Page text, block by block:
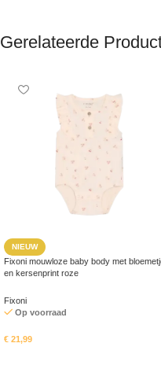
Gerelateerde
NIEUW
Fixoni mouwloze baby body met
en kersenprint roze
Fixoni
Op voorraad
€ 21,99